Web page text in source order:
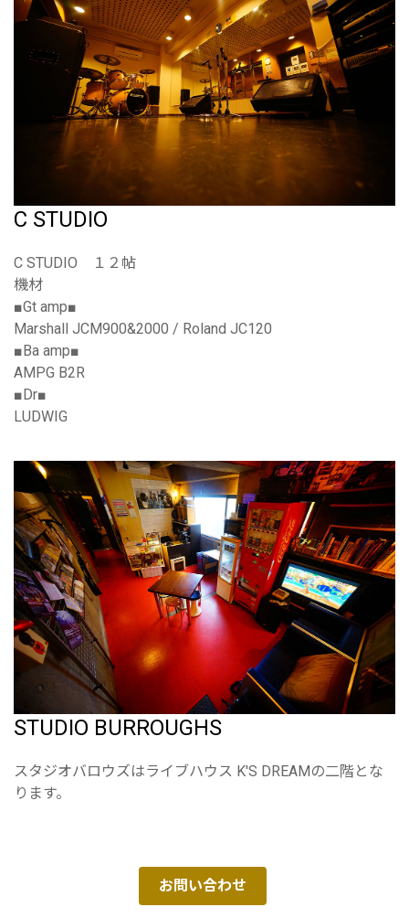
C STUDIO
C STUDIO １２帖
機材
■Gt amp■
Marshall JCM900&2000 / Roland JC120
■Ba amp■
AMPG B2R
■Dr■
LUDWIG
STUDIO BURROUGHS
スタジオバロウズはライブハウス K'S DREAMの二階とな
ります。
お問い合わせ